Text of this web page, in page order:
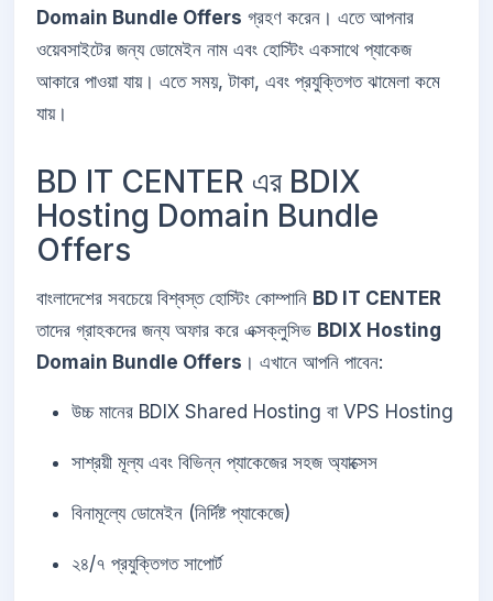
Domain Bundle Offers গ্রহণ করেন। এতে আপনার
ওয়েবসাইটের জন্য ডোমেইন নাম এবং হোস্টিং একসাথে প্যাকেজ
আকারে পাওয়া যায়। এতে সময়, টাকা, এবং প্রযুক্তিগত ঝামেলা কমে
যায়।
BD IT CENTER এর BDIX
Hosting Domain Bundle
Offers
বাংলাদেশের সবচেয়ে বিশ্বস্ত হোস্টিং কোম্পানি BD IT CENTER
তাদের গ্রাহকদের জন্য অফার করে এক্সক্লুসিভ BDIX Hosting
Domain Bundle Offers । এখানে আপনি পাবেন:
উচ্চ মানের BDIX Shared Hosting বা VPS Hosting
সাশ্রয়ী মূল্য এবং বিভিন্ন প্যাকেজের সহজ অ্যাক্সেস
বিনামূল্যে ডোমেইন (নির্দিষ্ট প্যাকেজে)
২৪/৭ প্রযুক্তিগত সাপোর্ট